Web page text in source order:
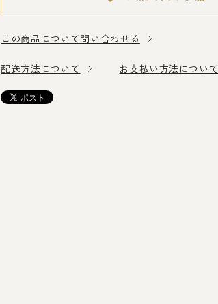
この商品について問い合わせる
配送方法について お支払い方法について